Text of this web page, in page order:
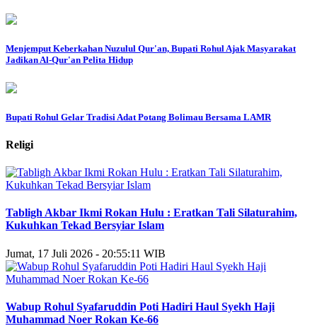
Menjemput Keberkahan Nuzulul Qur'an, Bupati Rohul Ajak Masyarakat
Jadikan Al-Qur'an Pelita Hidup
Bupati Rohul Gelar Tradisi Adat Potang Bolimau Bersama LAMR
Religi
Tabligh Akbar Ikmi Rokan Hulu : Eratkan Tali Silaturahim,
Kukuhkan Tekad Bersyiar Islam
Jumat, 17 Juli 2026 - 20:55:11 WIB
Wabup Rohul Syafaruddin Poti Hadiri Haul Syekh Haji
Muhammad Noer Rokan Ke-66